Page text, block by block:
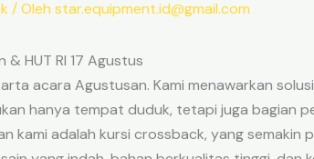
/ Oleh star.equipment.id@gmail.com
HUT RI 17 Agustus
acara Agustusan. Kami menawarkan
hanya tempat duduk, tetapi juga bagian
kami adalah kursi crossback, yang semakin